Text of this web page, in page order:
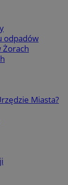
odpadów
Żorach
Miasta?